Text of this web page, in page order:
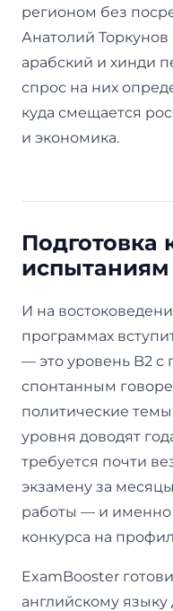
регионом без
Анатолий Торкунов
арабский и хинди
спрос на них
куда смещается
и экономика.
Подготовка
испытаниям
И на
программах
— это уровень B2 с
спонтанным
политические
уровня доводят
требуется почти
экзамену за
работы — и именно
конкурса на
ExamBooster
английскому